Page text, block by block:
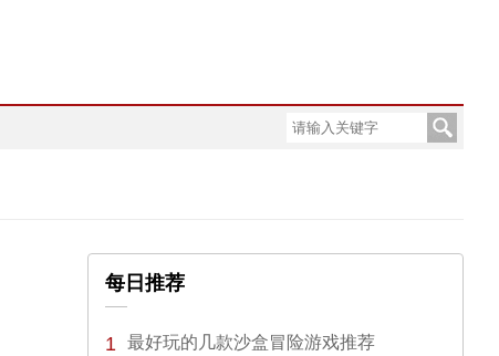
每日推荐
1 最好玩的几款沙盒冒险游戏推荐